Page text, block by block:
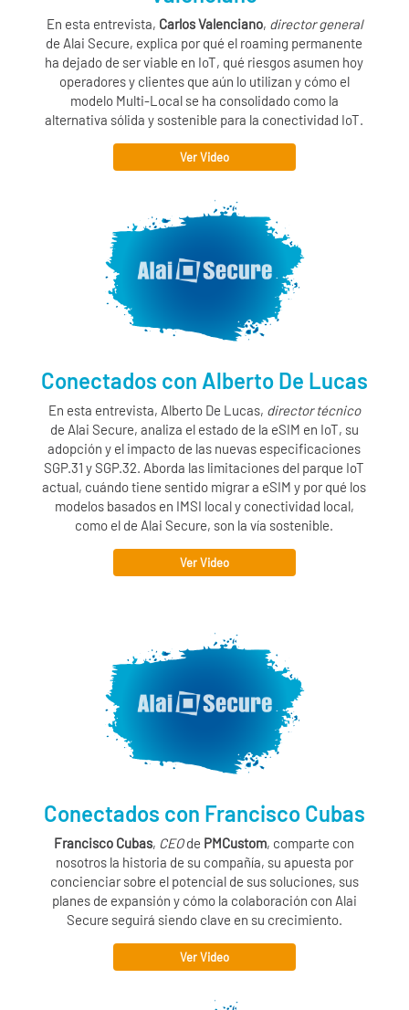
En esta entrevista, Carlos Valenciano, director general
de Alai Secure, explica por qué el roaming permanente
ha dejado de ser viable en IoT, qué riesgos asumen hoy
operadores y clientes que aún lo utilizan y cómo el
modelo Multi-Local se ha consolidado como la
alternativa sólida y sostenible para la conectividad IoT.
Ver Video
Conectados con Alberto De Lucas
En esta entrevista, Alberto De Lucas, director técnico
de Alai Secure, analiza el estado de la eSIM en IoT, su
adopción y el impacto de las nuevas especificaciones
SGP.31 y SGP.32. Aborda las limitaciones del parque IoT
actual, cuándo tiene sentido migrar a eSIM y por qué los
modelos basados en IMSI local y conectividad local,
como el de Alai Secure, son la vía sostenible.
Ver Video
Conectados con Francisco Cubas
Francisco Cubas, CEOde PMCustom, comparte con
nosotros la historia de su compañía, su apuesta por
concienciar sobre el potencial de sus soluciones, sus
planes de expansión y cómo la colaboración con Alai
Secure seguirá siendo clave en su crecimiento.
Ver Video